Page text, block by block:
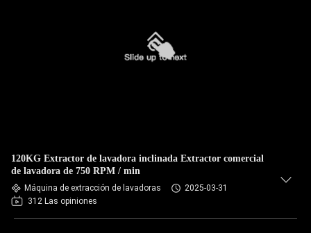
120KG Extractor de lavadora inclinada Extractor comercial
de lavadora de 750 RPM / min
Máquina de extracción de lavadoras
2025-03-31
312 Las opiniones